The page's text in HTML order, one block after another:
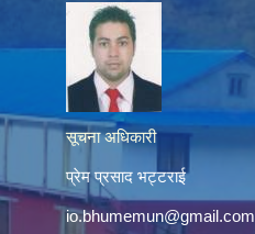
सूचना अधिकारी
प्रेम प्रसाद भट्टराई
io.bhumemun@gmail.com